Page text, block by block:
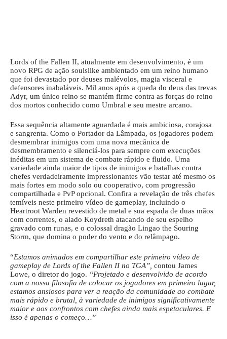
Lords of the Fallen II, atualmente em desenvolvimento, é um
novo RPG de ação soulslike ambientado em um reino humano
que foi devastado por deuses malévolos, magia visceral e
defensores inabaláveis. Mil anos após a queda do deus das trevas
Adyr, um único reino se mantém firme contra as forças do reino
dos mortos conhecido como Umbral e seu mestre arcano.
Essa sequência altamente aguardada é mais ambiciosa, corajosa
e sangrenta. Como o Portador da Lâmpada, os jogadores podem
desmembrar inimigos com uma nova mecânica de
desmembramento e silenciá-los para sempre com execuções
inéditas em um sistema de combate rápido e fluido. Uma
variedade ainda maior de tipos de inimigos e batalhas contra
chefes verdadeiramente impressionantes vão testar até mesmo os
mais fortes em modo solo ou cooperativo, com progressão
compartilhada e PvP opcional. Confira a revelação de três chefes
temíveis neste primeiro vídeo de gameplay, incluindo o
Heartroot Warden revestido de metal e sua espada de duas mãos
com correntes, o alado Koydreth atacando de seu espelho
gravado com runas, e o colossal dragão Lingao the Souring
Storm, que domina o poder do vento e do relâmpago.
“Estamos animados em compartilhar este primeiro vídeo de
gameplay de Lords of the Fallen II no TGA”, contou James
Lowe, o diretor do jogo. “Projetado e desenvolvido de acordo
com a nossa filosofia de colocar os jogadores em primeiro lugar,
estamos ansiosos para ver a reação da comunidade ao combate
mais rápido e brutal, à variedade de inimigos significativamente
maior e aos confrontos com chefes ainda mais espetaculares. E
isso é apenas o começo…”